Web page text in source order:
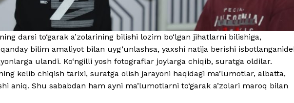
darsi to‘garak a’zolarining bilishi lozim bo‘lgan jihatlarni bilishiga,
bilim amaliyot bilan uyg‘unlashsa, yaxshi natija berishi
ulandi. Ko‘ngilli yosh fotograflar joylarga chiqib, suratga oldilar.
kelib chiqish tarixi, suratga olish jarayoni haqidagi ma’lumotlar, albatta,
aniq. Shu sababdan ham ayni ma’lumotlarni to‘garak a’zolari maroq bilan